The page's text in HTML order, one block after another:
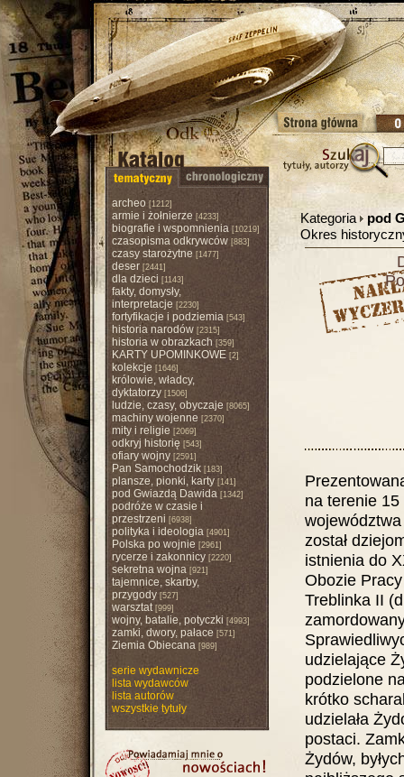
archeo [1212]
armie i żołnierze [4233]
biografie i wspomnienia[10219]
czasopisma odkrywców[883]
czasy starożytne [1477]
deser[2441]
dla dzieci [1143]
fakty, domysły,
interpretacje [2230]
fortyfikacje i podziemia[543]
historia narodów[2315]
historia w obrazkach [359]
KARTY UPOMINKOWE[2]
kolekcje [1646]
królowie, władcy,
dyktatorzy[1506]
ludzie, czasy, obyczaje [8065]
machiny wojenne [2370]
mity i religie [2069]
odkryj historię[543]
ofiary wojny[2591]
Pan Samochodzik[183]
plansze, pionki, karty[141]
pod Gwiazdą Dawida[1342]
podróże w czasie i
przestrzeni [6938]
polityka i ideologia[4901]
Polska po wojnie [2961]
rycerze i zakonnicy[2220]
sekretna wojna[921]
tajemnice, skarby,
przygody[527]
warsztat[999]
wojny, batalie, potyczki [4993]
zamki, dwory, pałace [571]
Ziemia Obiecana[989]
serie wydawnicze
lista wydawców
lista autorów
wszystkie tytuły
Kategoria
pod
Okres
na terenie 15
został
istnienia do
Obozie
Treblinka II
udzielające
podzielone
krótko
udzielała
postaci.
Żydów,